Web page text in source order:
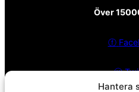
Hantera
Över
ⓕ
ⓧ